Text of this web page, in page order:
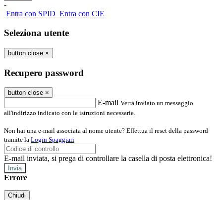
-
Entra con SPID Entra con CIE
Seleziona utente
button close ×
Recupero password
button close ×
E-mail Verrà inviato un messaggio
all'indirizzo indicato con le istruzioni necessarie.
Non hai una e-mail associata al nome utente? Effettua il reset della password
tramite la Login Spaggiari
E-mail inviata, si prega di controllare la casella di posta elettronica!
Errore
Chiudi